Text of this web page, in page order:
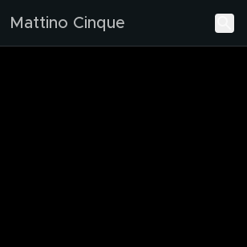
Mattino Cinque